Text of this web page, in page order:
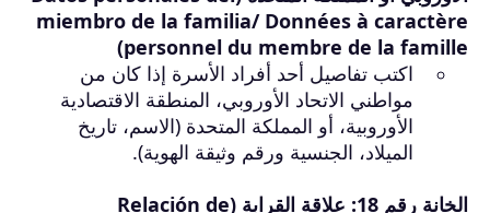
miembro de la familia/ Données à caractère
personnel du membre de la famille)
اكتب تفاصيل أحد أفراد الأسرة إذا كان من
مواطني الاتحاد الأوروبي، المنطقة الاقتصادية
الأوروبية، أو المملكة المتحدة (الاسم، تاريخ
الميلاد، الجنسية ورقم وثيقة الهوية).
الخانة رقم 18: علاقة القرابة (Relación de